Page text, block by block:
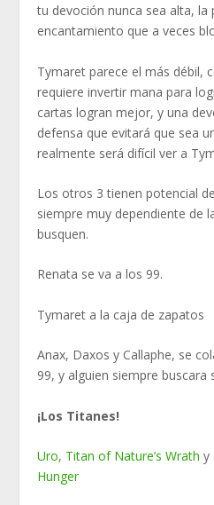
tu devoción nunca sea alta,
encantamiento que a veces
Tymaret parece el más débil,
requiere invertir mana para
cartas logran mejor, y una
defensa que evitará que sea
realmente será difícil ver a
Los otros 3 tienen potencial
siempre muy dependiente de
busquen.
Renata se va a los 99.
Tymaret a la caja de zapatos
Anax, Daxos y Callaphe, se
99, y alguien siempre buscara
¡Los Titanes!
Uro, Titan of Nature’s Wrath y
Hunger